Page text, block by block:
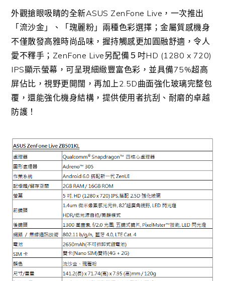
外觀搶眼吸睛的全新ASUS ZenFone Live，一次推出
「流沙金」、「瑰麗粉」兩種色彩選擇；金屬質感機身
不僅散發高雅時尚品味，握持觸感更加圓融舒適，令人
愛不釋手；ZenFone Live另配備５吋HD (1280 x 720)
IPS顯示螢幕，可呈現細緻豐富色彩，並具備75%超高
屏佔比，視野更開闊，再加上2.5D曲面強化玻璃完整包
覆，還能強化機身結構，提供使用者抗刮、耐磨的卓越
防護！